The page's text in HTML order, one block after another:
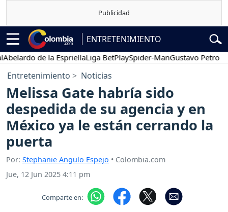
ENTRETENIMIENTO
de la EspriellaLiga BetPlaySpider-ManGustavo Petro
Entretenimiento Noticias
Melissa Gate habría sido
despedida de su agencia y en
México ya le están cerrando la
puerta
Por: Stephanie Angulo Espejo • Colombia.com
Jue, 12 Jun 2025 4:11 pm
Comparte en: